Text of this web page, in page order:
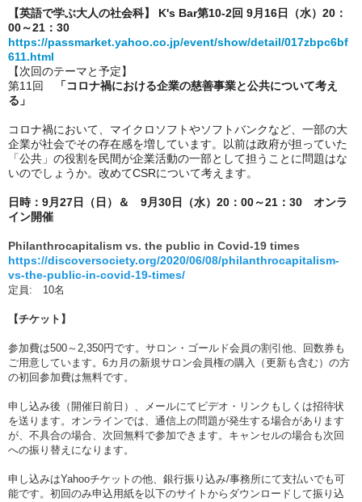
【英語で学ぶ大人の社会科】 K's Bar第10-2回 9月16日（水）20：
00～21：30
https://passmarket.yahoo.co.jp/event/show/detail/017zbpc6bf
611.html
【次回のテーマと予定】
第11回
「コロナ禍における企業の慈善事業と公共について考え
る」
コロナ禍において、マイクロソフトやソフトバンクなど、一部の大
企業が社会でその存在感を増しています。以前は政府が担っていた
「公共」の役割を民間が企業活動の一部として担うことに問題はな
いのでしょうか。改めてCSRについて考えます。
日時：9月27日（日）＆　9月30日（水）20：00～21：30　オンラ
イン開催
https://discoversociety.org/2020/06/08/philanthrocapitalism-
vs-the-public-in-covid-19-times/
定員:　10名
【チケット】
参加費は500～2,350円です。サロン・ゴールド会員の割引他、回数券も
ご用意しています。6カ月の新規サロン会員権の購入（更新も含む）の方
の初回参加費は無料です。
申し込み後（開催日前日）、メールにてビデオ・リンクもしくは招待状
を送ります。オンラインでは、通信上の問題が発生する場合があります
が、不具合の場合、次回無料で参加できます。キャンセルの場合も次回
への振り替えになります。
申し込みはYahooチケットの他、銀行振り込み/事務所にて支払いでも可
能です。初回のみ申込用紙を以下のサイトからダウンロードして振り込